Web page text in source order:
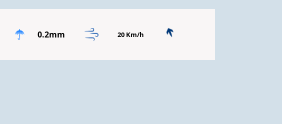
0.2mm 20 Km/h